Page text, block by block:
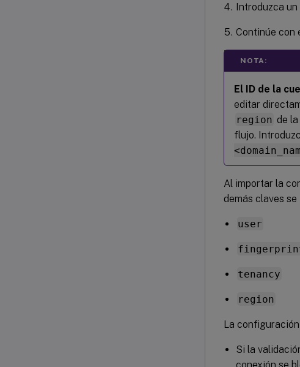
Introduzca un
Continúe con
NOTA:
El ID de la
editar
region de
flujo.
Al importar la
demás claves se
user
tenancy
region
La
Si la
conexión se